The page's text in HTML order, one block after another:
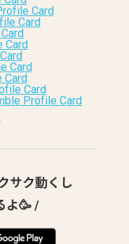
Card
Card
Card
Card
Card
Card
Profile Card
サク動くし
よ🥳 /